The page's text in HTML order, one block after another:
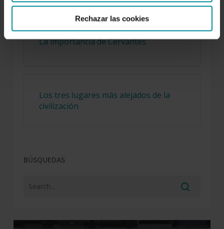
Rechazar las cookies
La importancia de Cervantes
Los tres lugares más alejados de la
civilización
BÚSQUEDAS